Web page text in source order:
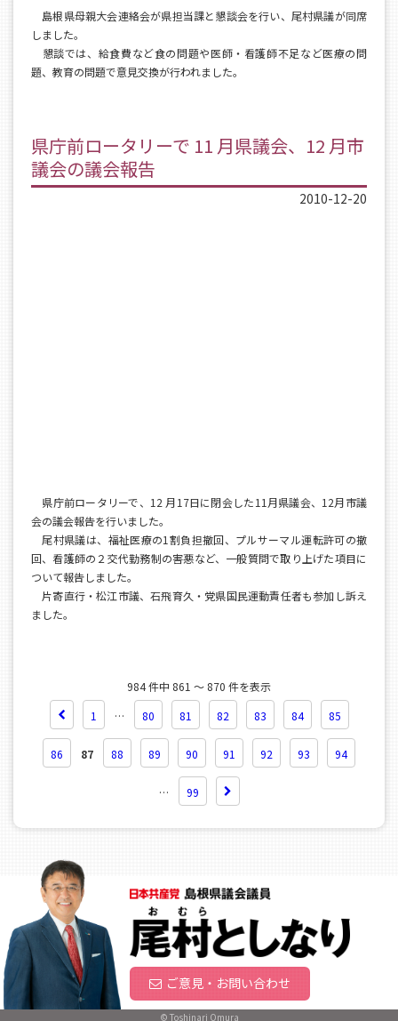
島根県母親大会連絡会が県担当課と懇談会を行い、尾村県議が同席
しました。
懇談では、給食費など食の問題や医師・看護師不足など医療の問
題、教育の問題で意見交換が行われました。
県庁前ロータリーで 11 月県議会、12 月市
議会の議会報告
2010-12-20
県庁前ロータリーで、12 月17日に閉会した11月県議会、12月市議
会の議会報告を行いました。
尾村県議は、福祉医療の1割負担撤回、プルサーマル運転許可の撤
回、看護師の２交代勤務制の害悪など、一般質問で取り上げた項目に
ついて報告しました。
片寄直行・松江市議、石飛育久・党県国民運動責任者も参加し訴え
ました。
984 件中 861 ～ 870 件を表示
1
… 80 81 82 83 84 85
86 87 88 89 90 91 92 93 94
… 99
ご意見・お問い合わせ
© Toshinari Omura